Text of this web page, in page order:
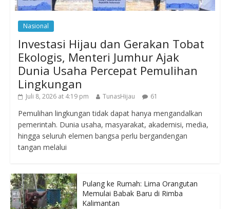
Nasional
Investasi Hijau dan Gerakan Tobat
Ekologis, Menteri Jumhur Ajak
Dunia Usaha Percepat Pemulihan
Lingkungan
Juli 8, 2026 at 4:19 pm TunasHijau 61
Pemulihan lingkungan tidak dapat hanya mengandalkan
pemerintah. Dunia usaha, masyarakat, akademisi, media,
hingga seluruh elemen bangsa perlu bergandengan
tangan melalui
Pulang ke Rumah: Lima Orangutan
Memulai Babak Baru di Rimba
Kalimantan